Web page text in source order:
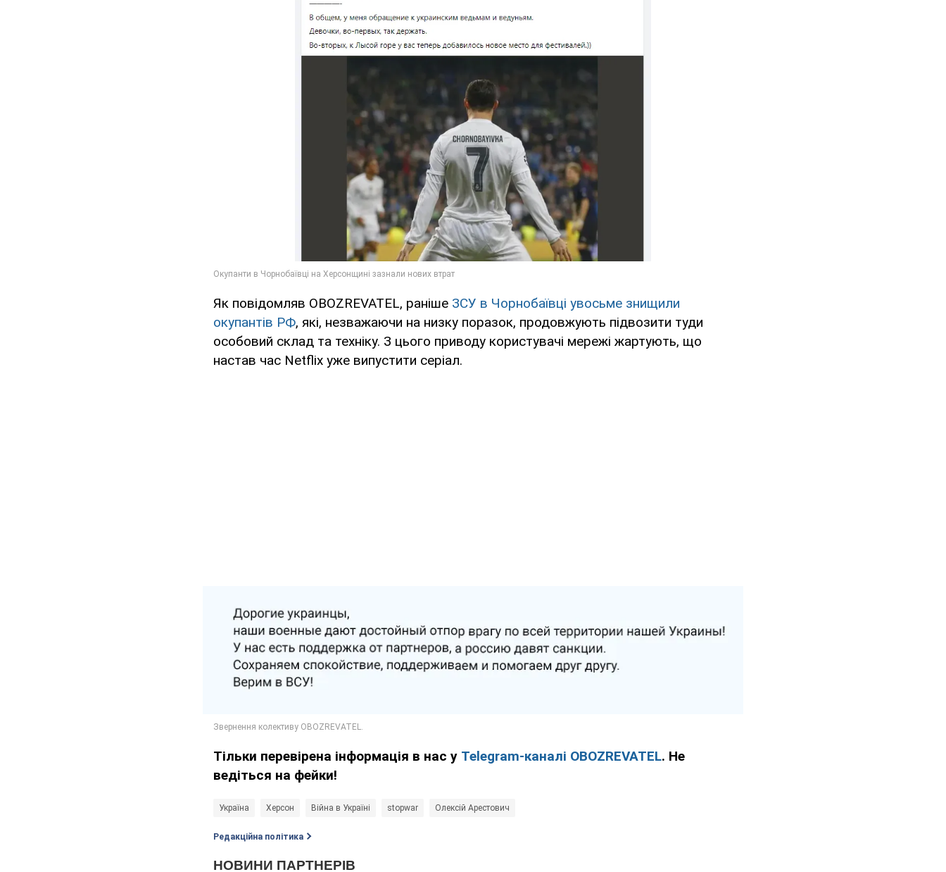
Як повідомляв OBOZREVATEL, раніше ЗСУ в Чорнобаївці увосьме знищили
окупантів РФ, які, незважаючи на низку поразок, продовжують підвозити туди
особовий склад та техніку. З цього приводу користувачі мережі жартують, що
настав час Netflix уже випустити серіал.
Тільки перевірена інформація в нас у Telegram-каналі OBOZREVATEL. Не
ведіться на фейки!
Україна Херсон Війна в Україні stopwar Олексій Арестович
Редакційна політика